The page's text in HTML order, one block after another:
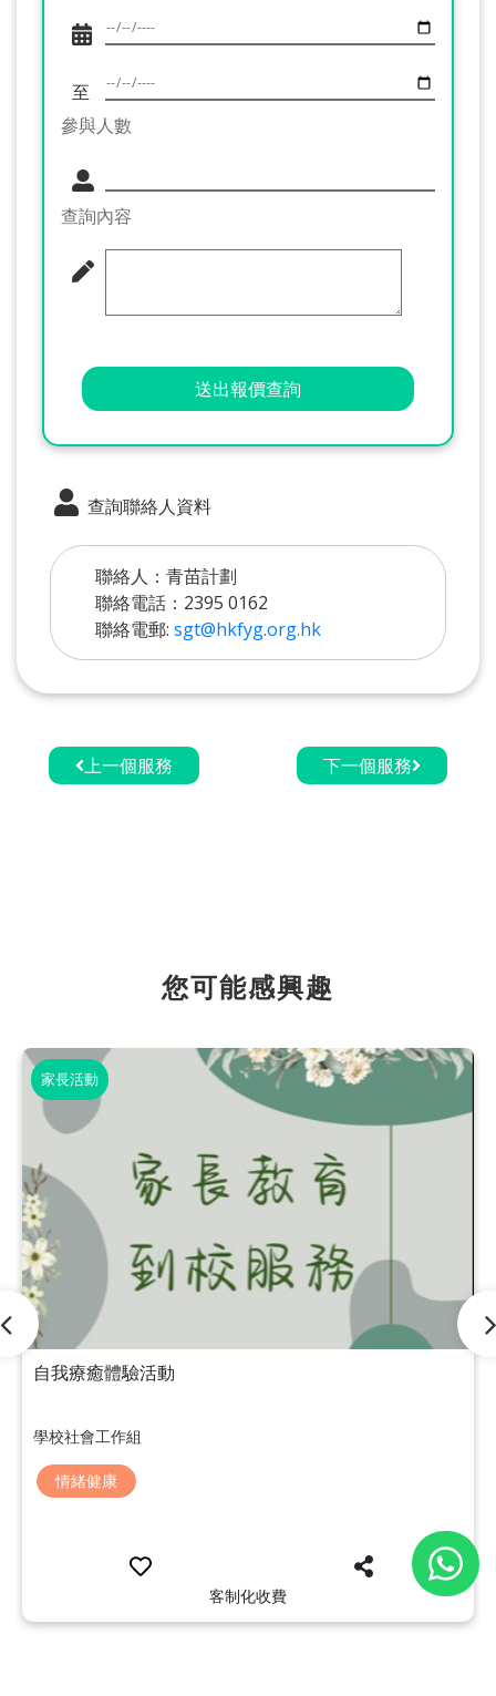
至
參與人數
查詢內容
送出報價查詢
查詢聯絡人資料
聯絡人：青苗計劃
聯絡電話：2395 0162
聯絡電郵: sgt@hkfyg.org.hk
上一個服務 下一個服務
您可能感興趣
家長活動
自我療癒體驗活動
學校社會工作組
情緒健康
客制化收費